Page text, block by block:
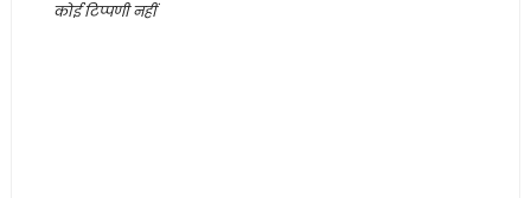
कोई टिप्पणी नहीं